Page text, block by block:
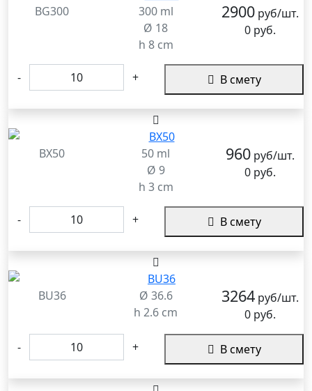
BG300
300 ml
Ø 18
h 8 cm
2900руб/шт.
0 руб.
- + В смету
BX50
50 ml
Ø 9
h 3 cm
960руб/шт.
0 руб.
- + В смету
BU36
Ø 36.6
h 2.6 cm
3264руб/шт.
0 руб.
- + В смету